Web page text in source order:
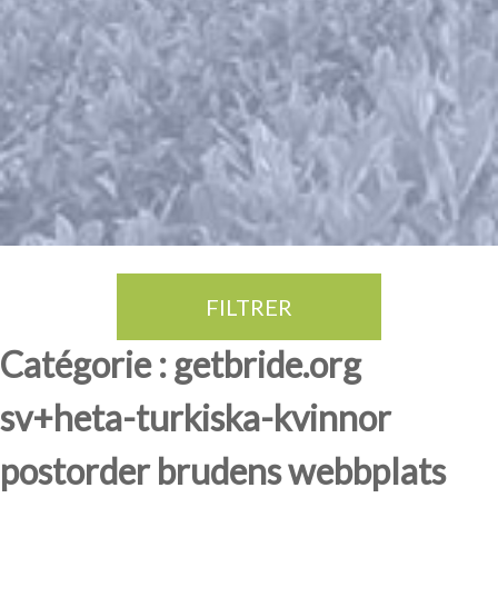
FILTRER
Catégorie : getbride.org
sv+heta-turkiska-kvinnor
postorder brudens webbplats